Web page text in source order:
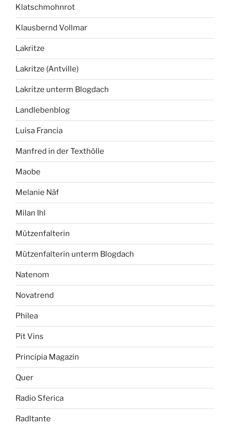
Klatschmohnrot
Klausbernd Vollmar
Lakritze
Lakritze (Antville)
Lakritze unterm Blogdach
Landlebenblog
Luisa Francia
Manfred in der Texthölle
Maobe
Melanie Näf
Milan Ihl
Mützenfalterin
Mützenfalterin unterm Blogdach
Natenom
Novatrend
Philea
Pit Vins
Principia Magazin
Quer
Radio Sferica
Radltante